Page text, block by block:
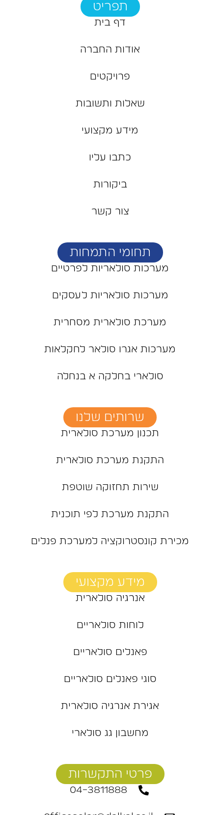
תפריט
דף בית
אודות החברה
פרויקטים
שאלות ותשובות
מידע מקצועי
כתבו עליו
ביקורות
צור קשר
תחומי התמחות
מערכות סולאריות לפרטיים
מערכות סולאריות לעסקים
מערכת סולארית מסחרית
מערכות אגרו סולאר לחקלאות
סולארי בחלקה א בנחלה
שרותים שלנו
תכנון מערכת סולארית
התקנת מערכת סולארית
שירות תחזוקה שוטפת
התקנת מערכת לפי תוכנית
מכירת קונסטרוקציה למערכת פנלים
מידע מקצועי
אנרגיה סולארית
לוחות סולאריים
פאנלים סולאריים
סוגי פאנלים סולאריים
אגירת אנרגיה סולארית
מחשבון גג סולארי
פרטי התקשרות
04-3811888